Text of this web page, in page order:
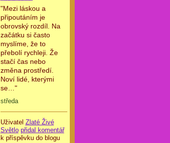
"Mezi láskou a
připoutáním je
obrovský rozdíl. Na
začátku si často
myslíme, že to
přebolí rychleji. Že
stačí čas nebo
změna prostředí.
Noví lidé, kterými
se…"
středa
Uživatel Zlaté Živé
Světlo přidal komentář
k příspěvku do blogu